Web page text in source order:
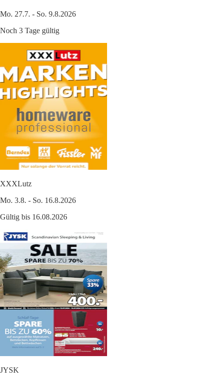
Mo. 27.7. - So. 9.8.2026
Noch 3 Tage gültig
XXXLutz
Mo. 3.8. - So. 16.8.2026
Gültig bis 16.08.2026
JYSK